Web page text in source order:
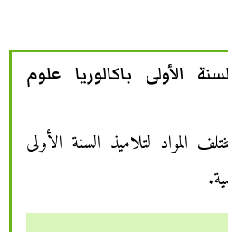
الأولى باكالوريا علوم
لتلاميذ السنة الأولى